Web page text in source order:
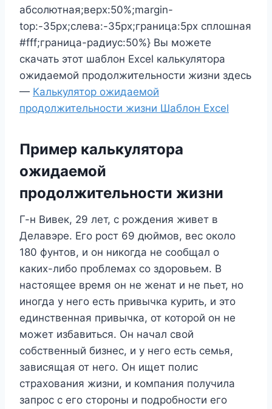
абсолютная;верх:50%;margin-
top:-35px;слева:-35px;граница:5px сплошная
#fff;граница-радиус:50%} Вы можете
скачать этот шаблон Excel калькулятора
ожидаемой продолжительности жизни здесь
— Калькулятор ожидаемой
продолжительности жизни Шаблон Excel
Пример калькулятора
ожидаемой
продолжительности жизни
Г-н Вивек, 29 лет, с рождения живет в
Делавэре. Его рост 69 дюймов, вес около
180 фунтов, и он никогда не сообщал о
каких-либо проблемах со здоровьем. В
настоящее время он не женат и не пьет, но
иногда у него есть привычка курить, и это
единственная привычка, от которой он не
может избавиться. Он начал свой
собственный бизнес, и у него есть семья,
зависящая от него. Он ищет полис
страхования жизни, и компания получила
запрос с его стороны и подробности его